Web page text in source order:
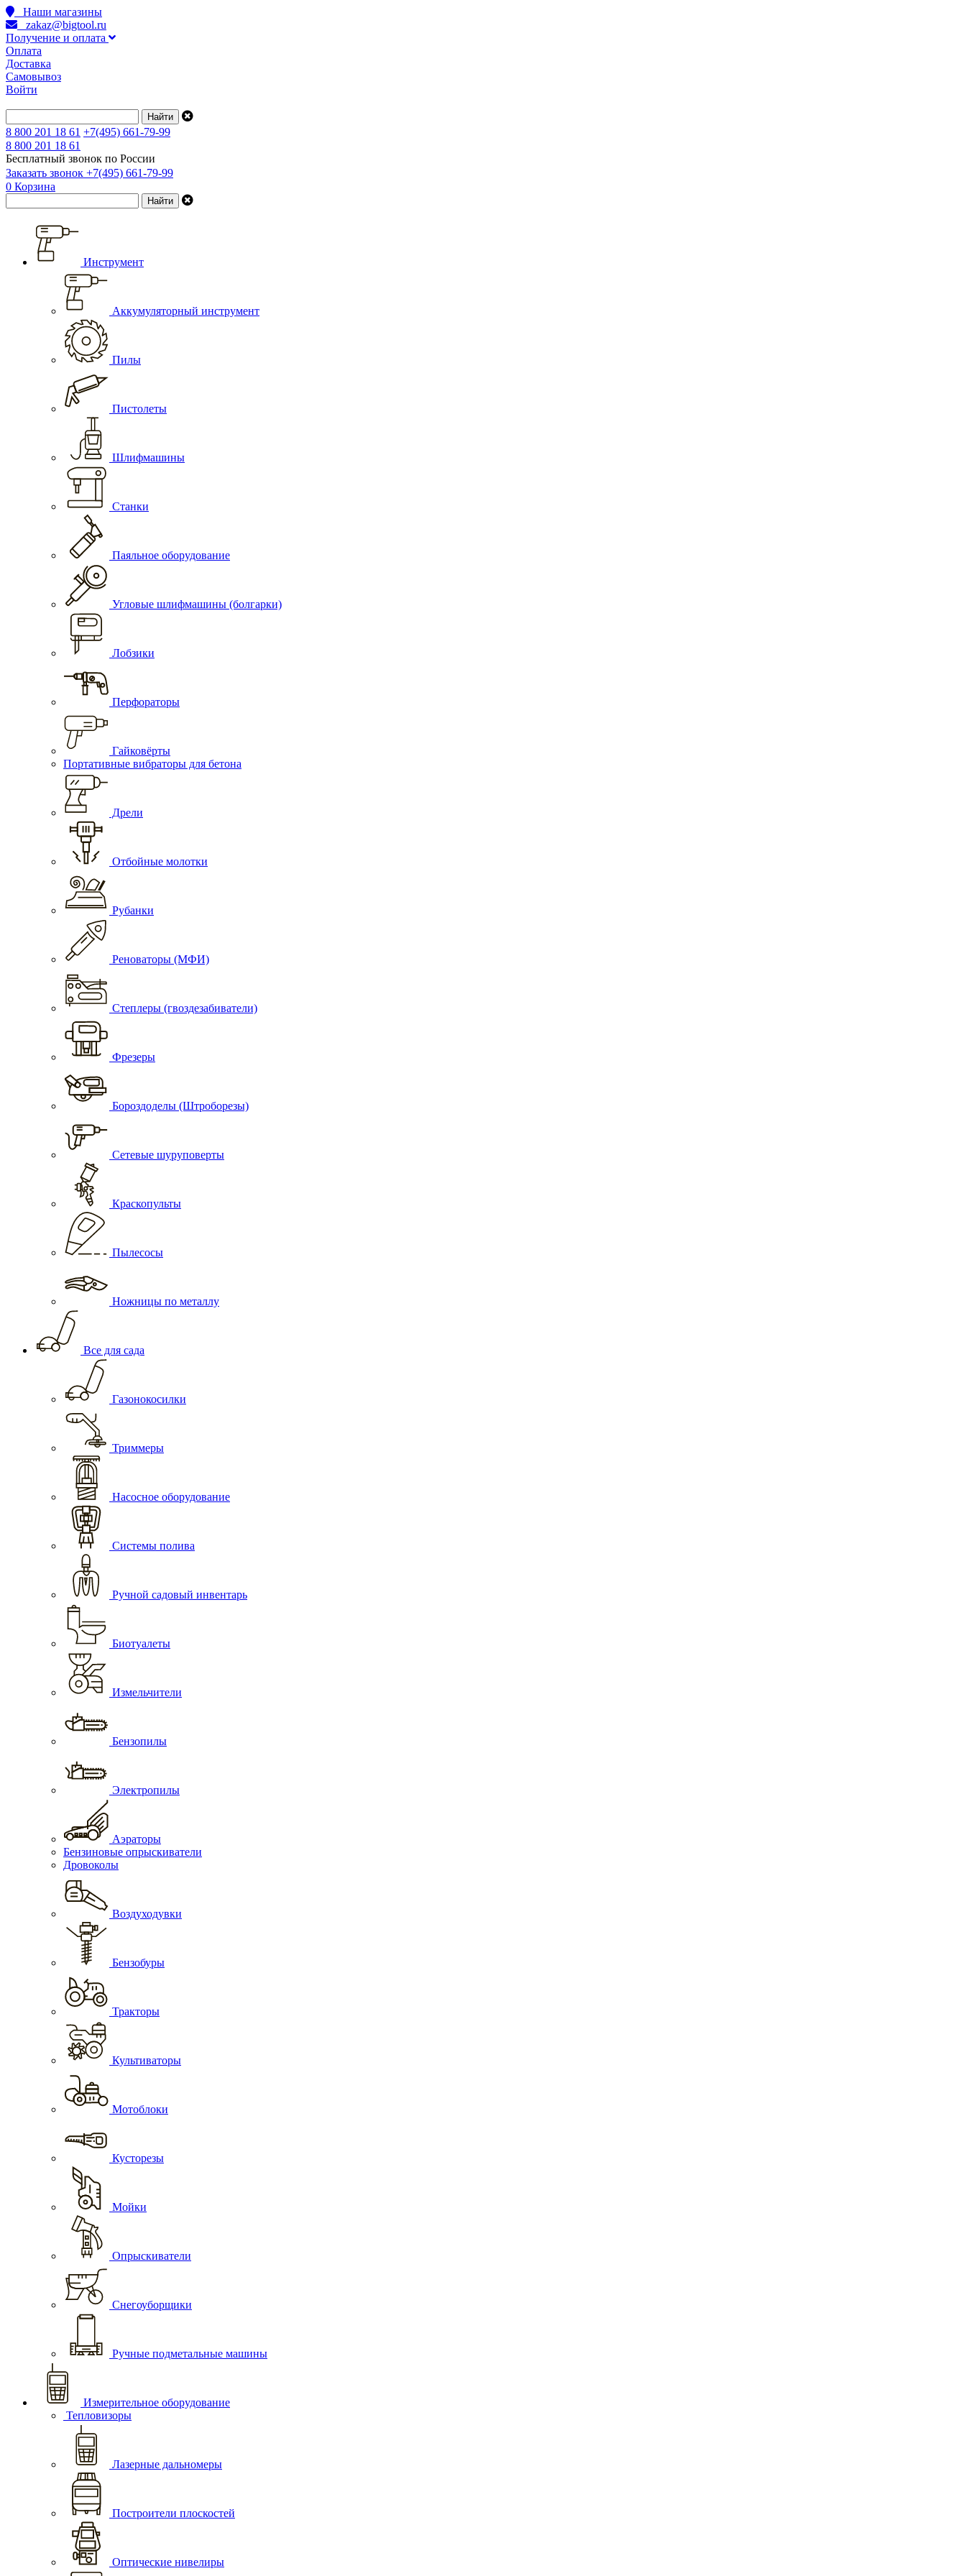
Наши магазины
zakaz@bigtool.ru
Получение и оплата
Оплата
Доставка
Самовывоз
Войти
8 800 201 18 61 +7(495) 661-79-99
8 800 201 18 61
Бесплатный звонок по России
Заказать звонок +7(495) 661-79-99
0 Корзина
Инструмент
Аккумуляторный инструмент
Пилы
Пистолеты
Шлифмашины
Станки
Паяльное оборудование
Угловые шлифмашины (болгарки)
Лобзики
Перфораторы
Гайковёрты
Портативные вибраторы для бетона
Дрели
Отбойные молотки
Рубанки
Реноваторы (МФИ)
Степлеры (гвоздезабиватели)
Фрезеры
Бороздоделы (Штроборезы)
Сетевые шуруповерты
Краскопульты
Пылесосы
Ножницы по металлу
Все для сада
Газонокосилки
Триммеры
Насосное оборудование
Системы полива
Ручной садовый инвентарь
Биотуалеты
Измельчители
Бензопилы
Электропилы
Аэраторы
Бензиновые опрыскиватели
Дровоколы
Воздуходувки
Бензобуры
Тракторы
Культиваторы
Мотоблоки
Кусторезы
Мойки
Опрыскиватели
Снегоуборщики
Ручные подметальные машины
Измерительное оборудование
Тепловизоры
Лазерные дальномеры
Построители плоскостей
Оптические нивелиры